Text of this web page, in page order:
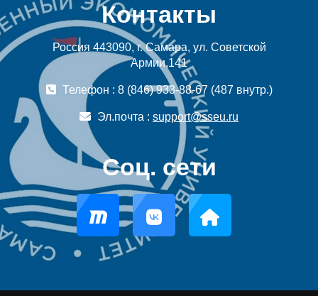
Контакты
Россия 443090, г. Самара, ул. Советской
Армии,141
Телефон : 8 (846) 933-88-67 (487 внутр.)
Эл.почта : support@sseu.ru
Соц. сети